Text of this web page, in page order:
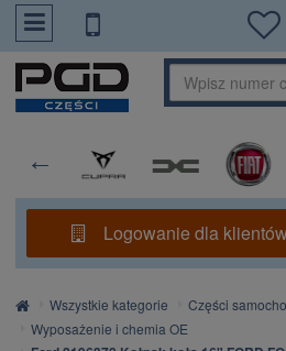
PrzejdzDoTresci
Logowanie dla
Strona
główna
Wszystkie kategorie
Części
Wyposażenie i chemia OE